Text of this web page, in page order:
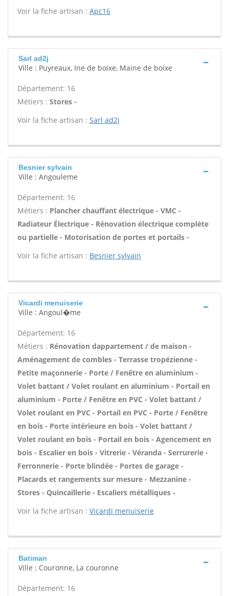
Voir la fiche artisan : Apc16
Sarl ad2j
Ville : Puyreaux, Ine de boixe, Maine de boixe
Département: 16
Métiers : Stores -
Voir la fiche artisan : Sarl ad2j
Besnier sylvain
Ville : Angouleme
Département: 16
Métiers : Plancher chauffant électrique - VMC -
Radiateur Électrique - Rénovation électrique complète
ou partielle - Motorisation de portes et portails -
Voir la fiche artisan : Besnier sylvain
Vicardi menuiserie
Ville : Angoul�me
Département: 16
Métiers : Rénovation dappartement / de maison -
Aménagement de combles - Terrasse tropézienne -
Petite maçonnerie - Porte / Fenêtre en aluminium -
Volet battant / Volet roulant en aluminium - Portail en
aluminium - Porte / Fenêtre en PVC - Volet battant /
Volet roulant en PVC - Portail en PVC - Porte / Fenêtre
en bois - Porte intérieure en bois - Volet battant /
Volet roulant en bois - Portail en bois - Agencement en
bois - Escalier en bois - Vitrerie - Véranda - Serrurerie -
Ferronnerie - Porte blindée - Portes de garage -
Placards et rangements sur mesure - Mezzanine -
Stores - Quincaillerie - Escaliers métalliques -
Voir la fiche artisan : Vicardi menuiserie
Batiman
Ville : Couronne, La couronne
Département: 16